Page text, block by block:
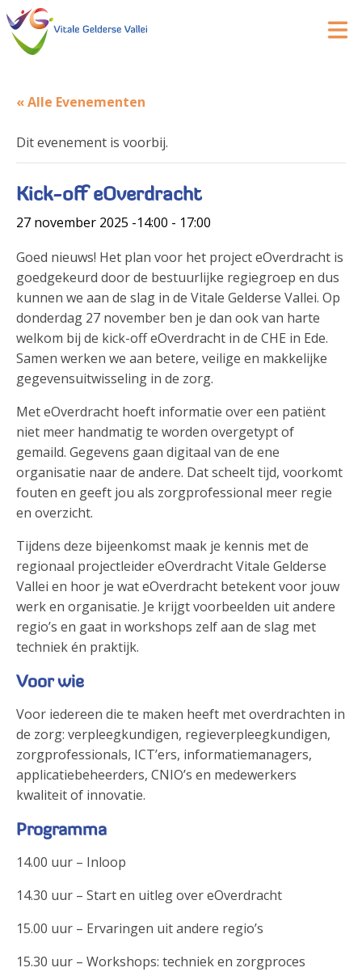
« Alle Evenementen
Dit evenement is voorbij.
Kick-off eOverdracht
27 november 2025 -14:00 - 17:00
Goed nieuws! Het plan voor het project eOverdracht is
goedgekeurd door de bestuurlijke regiegroep en dus
kunnen we aan de slag in de Vitale Gelderse Vallei. Op
donderdag 27 november ben je dan ook van harte
welkom bij de kick-off eOverdracht in de CHE in Ede.
Samen werken we aan betere, veilige en makkelijke
gegevensuitwisseling in de zorg.
Met eOverdracht hoeft informatie over een patiënt
niet meer handmatig te worden overgetypt of
gemaild. Gegevens gaan digitaal van de ene
organisatie naar de andere. Dat scheelt tijd, voorkomt
fouten en geeft jou als zorgprofessional meer regie
en overzicht.
Tijdens deze bijeenkomst maak je kennis met de
regionaal projectleider eOverdracht Vitale Gelderse
Vallei en hoor je wat eOverdracht betekent voor jouw
werk en organisatie. Je krijgt voorbeelden uit andere
regio’s en gaat in workshops zelf aan de slag met
techniek én praktijk.
Voor wie
Voor iedereen die te maken heeft met overdrachten in
de zorg: verpleegkundigen, regieverpleegkundigen,
zorgprofessionals, ICT’ers, informatiemanagers,
applicatiebeheerders, CNIO’s en medewerkers
kwaliteit of innovatie.
Programma
14.00 uur – Inloop
14.30 uur – Start en uitleg over eOverdracht
15.00 uur – Ervaringen uit andere regio’s
15.30 uur – Workshops: techniek en zorgproces